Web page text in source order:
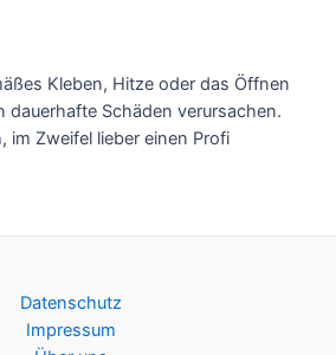
Kleben, Hitze oder das Öffnen
dauerhafte Schäden verursachen.
im Zweifel lieber einen Profi
Datenschutz
Impressum